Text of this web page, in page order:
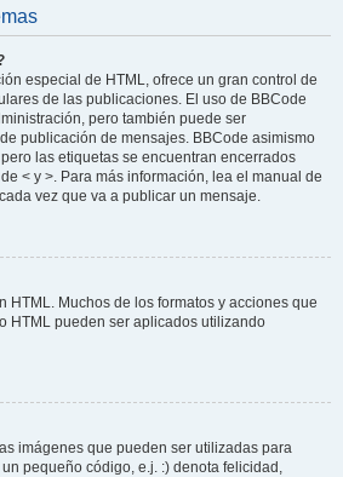
especial de HTML, ofrece un gran control de
de las publicaciones. El uso de BBCode
pero también puede ser
publicación de mensajes. BBCode asimismo
las etiquetas se encuentran encerrados
< y >. Para más información, lea el manual de
vez que va a publicar un mensaje.
HTML. Muchos de los formatos y acciones que
HTML pueden ser aplicados utilizando
imágenes que pueden ser utilizadas para
pequeño código, e.j. :) denota felicidad,